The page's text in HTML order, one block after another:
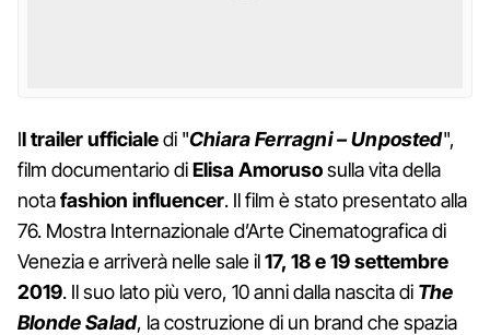
Il trailer ufficialedi "Chiara Ferragni – Unposted",
film documentario diElisa Amorusosulla vita della
notafashion influencer. Il film è stato presentato alla
76. Mostra Internazionale d’Arte Cinematografica di
Venezia e arriverà nelle sale il17, 18 e 19 settembre
2019. Il suo lato più vero, 10 anni dalla nascita di The
Blonde Salad, la costruzione di un brand che spazia